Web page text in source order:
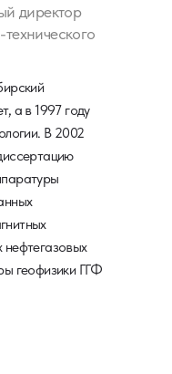
а в 1997 году
В 2002
нефтегазовых
геофизики ГГФ
директор